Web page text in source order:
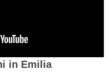
in Emilia